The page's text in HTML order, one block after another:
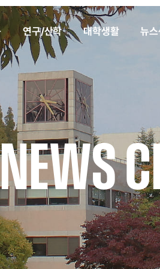
연구/산학 대학생활 뉴
NEWS